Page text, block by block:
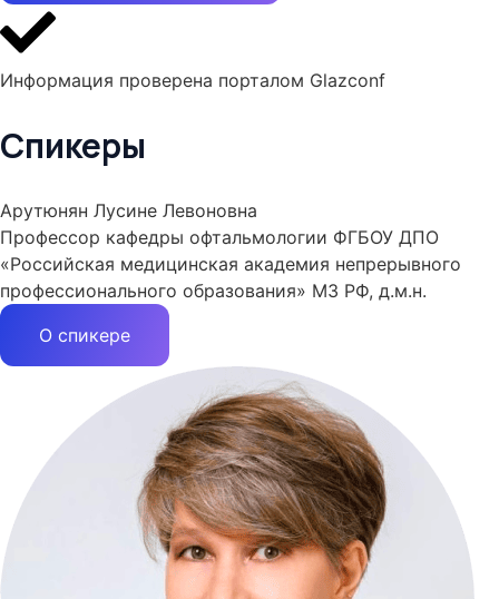
Информация проверена порталом Glazconf
Спикеры
Арутюнян Лусине Левоновна
Профессор кафедры офтальмологии ФГБОУ ДПО
«Российская медицинская академия непрерывного
профессионального образования» МЗ РФ, д.м.н.
О спикере